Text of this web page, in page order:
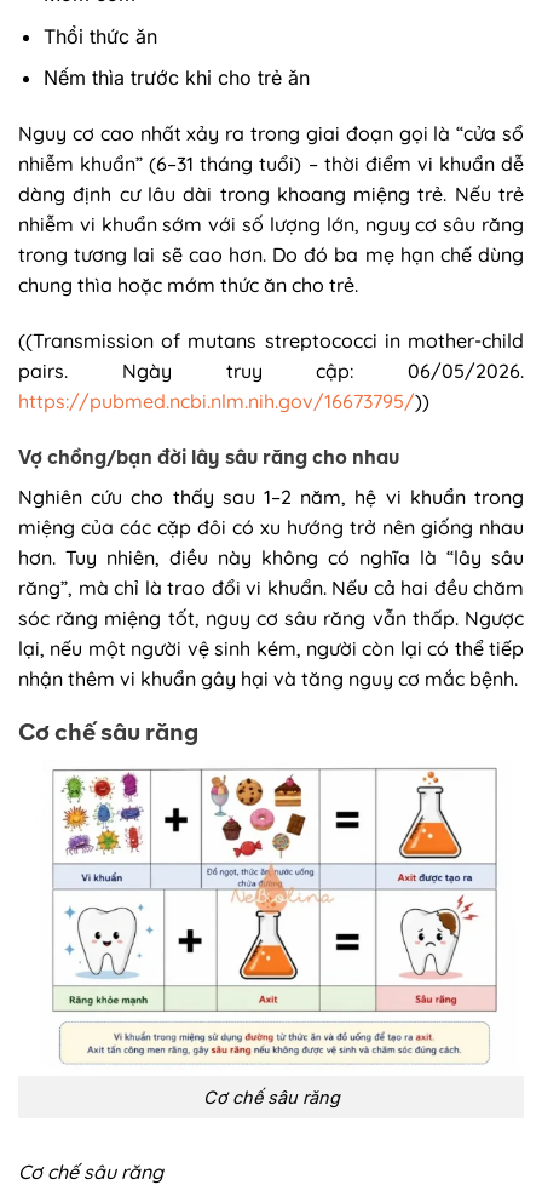
Thổi thức ăn
Nếm thìa trước khi cho trẻ ăn
Nguy cơ cao nhất xảy ra trong giai đoạn gọi là “cửa sổ
nhiễm khuẩn” (6–31 tháng tuổi) – thời điểm vi khuẩn dễ
dàng định cư lâu dài trong khoang miệng trẻ. Nếu trẻ
nhiễm vi khuẩn sớm với số lượng lớn, nguy cơ sâu răng
trong tương lai sẽ cao hơn. Do đó ba mẹ hạn chế dùng
chung thìa hoặc mớm thức ăn cho trẻ.
((Transmission of mutans streptococci in mother-child
pairs. Ngày truy cập: 06/05/2026.
https://pubmed.ncbi.nlm.nih.gov/16673795/))
Vợ chồng/bạn đời lây sâu răng cho nhau
Nghiên cứu cho thấy sau 1–2 năm, hệ vi khuẩn trong
miệng của các cặp đôi có xu hướng trở nên giống nhau
hơn. Tuy nhiên, điều này không có nghĩa là “lây sâu
răng”, mà chỉ là trao đổi vi khuẩn. Nếu cả hai đều chăm
sóc răng miệng tốt, nguy cơ sâu răng vẫn thấp. Ngược
lại, nếu một người vệ sinh kém, người còn lại có thể tiếp
nhận thêm vi khuẩn gây hại và tăng nguy cơ mắc bệnh.
Cơ chế sâu răng
Cơ chế sâu răng
Cơ chế sâu răng